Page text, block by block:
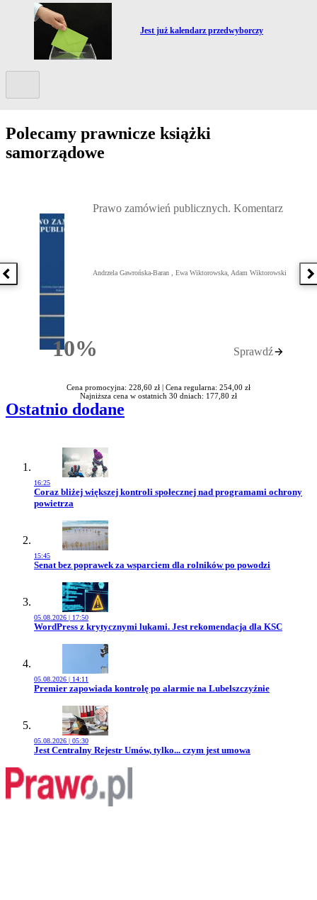
Przejdź do artykułu:
Jest już kalendarz przedwyborczy
Polecamy prawnicze książki
samorządowe
Poprzednia książka
10%Rabatu
Prawo zamówień publicznych. Komentarz
Andrzela Gawrońska-Baran , Ewa Wiktorowska, Adam Wiktorowski
Sprawdź
Cena promocyjna: 228,60 zł | Cena regularna: 254,00 zł
Najniższa cena w ostatnich 30 dniach: 177,80 zł
Ostatnio dodane
16:25
Przejdź do artykułu:
Coraz bliżej większej kontroli społecznej nad programami ochrony
powietrza
15:45
Przejdź do artykułu:
Senat bez poprawek za wsparciem dla rolników po powodzi
05.08.2026 | 17:50
Przejdź do artykułu:
WordPress z krytycznymi lukami. Jest rekomendacja dla KSC
05.08.2026 | 14:11
Przejdź do artykułu:
Premier zapowiada kontrolę po alarmie na Lubelszczyźnie
05.08.2026 | 05:30
Przejdź do artykułu:
Jest Centralny Rejestr Umów, tylko... czym jest umowa